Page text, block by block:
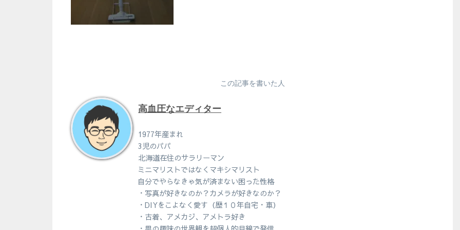
この記事を書いた人
高血圧なエディター
1977年産まれ
3児のパパ
北海道在住のサラリーマン
ミニマリストではなくマキシマリスト
自分でやらなきゃ気が済まない困った性格
・写真が好きなのか？カメラが好きなのか？
・DIYをこよなく愛す（歴１０年自宅・車）
・古着、アメカジ、アメトラ好き